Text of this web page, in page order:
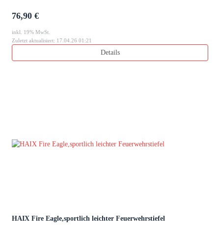
76,90 €
inkl. 19% MwSt.
Zuletzt aktualisiert: 17.04.26 01:21
Details
HAIX Fire Eagle,sportlich leichter Feuerwehrstiefel